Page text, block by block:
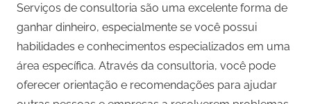
Serviços de consultoria são uma excelente forma de
ganhar dinheiro, especialmente se você possui
habilidades e conhecimentos especializados em uma
área específica. Através da consultoria, você pode
oferecer orientação e recomendações para ajudar